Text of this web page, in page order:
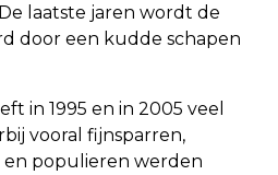
laatste jaren wordt de
door een kudde schapen
in 1995 en in 2005 veel
vooral fijnsparren,
en populieren werden